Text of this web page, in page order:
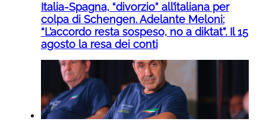
Italia-Spagna, “divorzio” all’italiana per
colpa di Schengen. Adelante Meloni:
“L’accordo resta sospeso, no a diktat”. Il 15
agosto la resa dei conti